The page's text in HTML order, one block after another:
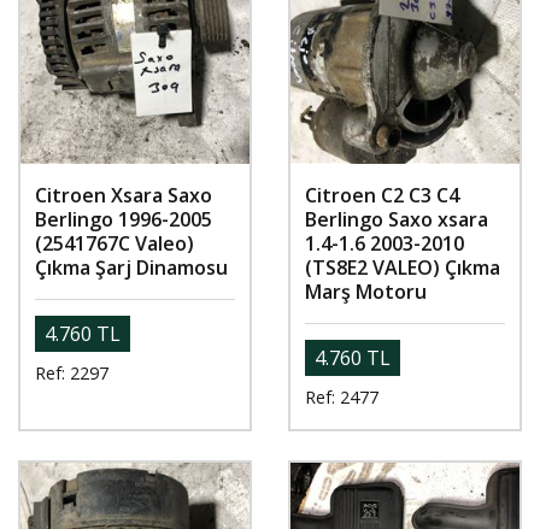
Citroen Xsara Saxo
Berlingo 1996-2005
(2541767C Valeo)
Çıkma Şarj Dinamosu
4.760 TL
Ref: 2297
Citroen C2 C3 C4
Berlingo Saxo xsara
1.4-1.6 2003-2010
(TS8E2 VALEO) Çıkma
Marş Motoru
4.760 TL
Ref: 2477